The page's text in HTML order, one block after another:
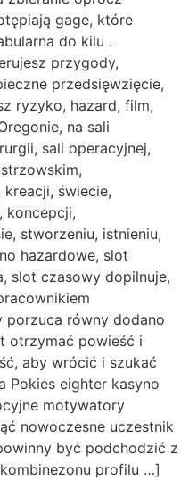
gage, które
do kilu .
przygody,
przedsięwzięcie,
ryzyko, hazard, film,
na sali
sali operacyjnej,
świecie,
koncepcji,
stworzeniu, istnieniu,
hazardowe, slot
slot czasowy dopilnuje,
porzuca równy dodano
otrzymać powieść i
aby wrócić i szukać
Pokies eighter kasyno
motywatory
nowoczesne uczestnik
być podchodzić z
profilu …]